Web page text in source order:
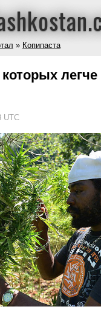
» Копипаста
легче
UTC